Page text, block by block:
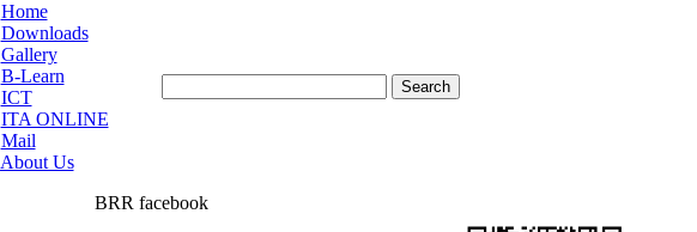
Home
Downloads
Gallery
B-Learn
ICT
ITA ONLINE
Mail
About Us
BRR facebook